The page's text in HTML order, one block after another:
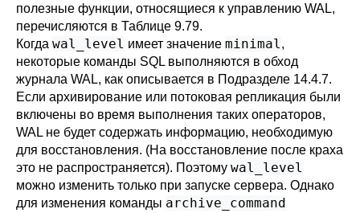
полезные функции, относящиеся к управлению WAL,
перечисляются в Таблице 9.79.
Когда wal_level имеет значение minimal,
некоторые команды SQL выполняются в обход
журнала WAL, как описывается в Подразделе 14.4.7.
Если архивирование или потоковая репликация были
включены во время выполнения таких операторов,
WAL не будет содержать информацию, необходимую
для восстановления. (На восстановление после краха
это не распространяется). Поэтому wal_level
можно изменить только при запуске сервера. Однако
для изменения команды archive_command